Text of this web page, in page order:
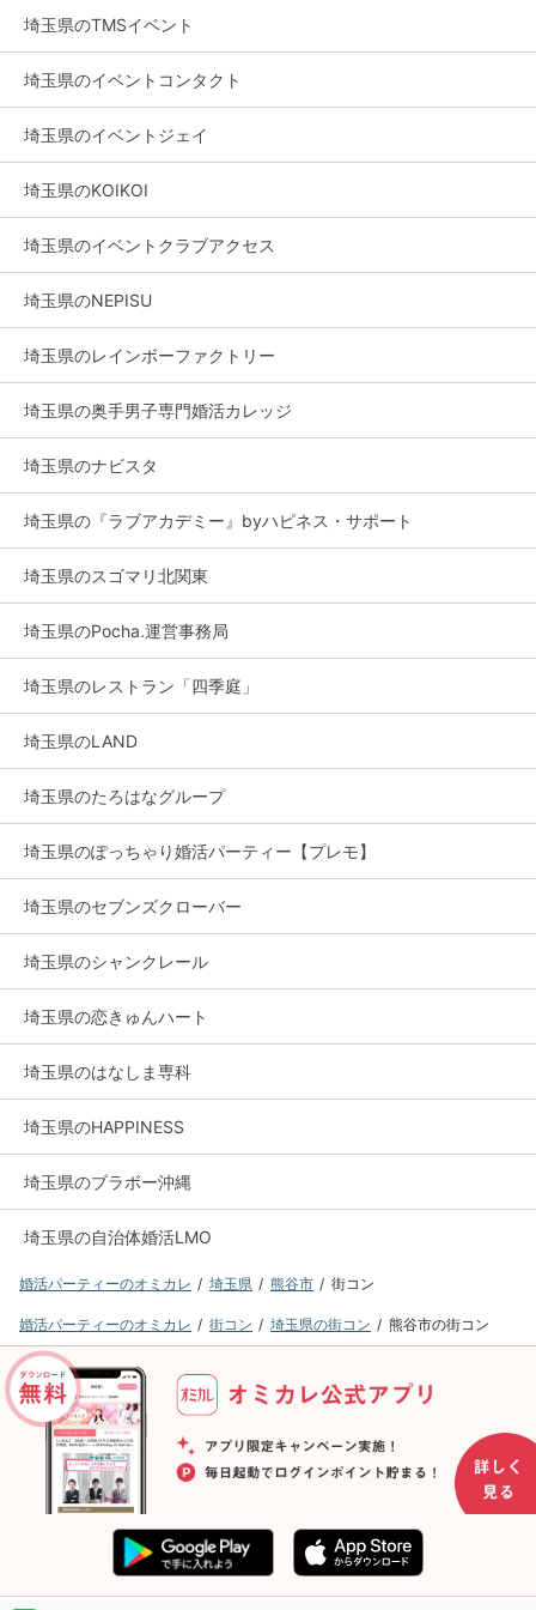
埼玉県のTMSイベント
埼玉県のイベントコンタクト
埼玉県のイベントジェイ
埼玉県のKOIKOI
埼玉県のイベントクラブアクセス
埼玉県のNEPISU
埼玉県のレインボーファクトリー
埼玉県の奥手男子専門婚活カレッジ
埼玉県のナビスタ
埼玉県の『ラブアカデミー』byハピネス・サポート
埼玉県のスゴマリ北関東
埼玉県のPocha.運営事務局
埼玉県のレストラン「四季庭」
埼玉県のLAND
埼玉県のたろはなグループ
埼玉県のぽっちゃり婚活パーティー【プレモ】
埼玉県のセブンズクローバー
埼玉県のシャンクレール
埼玉県の恋きゅんハート
埼玉県のはなしま専科
埼玉県のHAPPINESS
埼玉県のブラボー沖縄
埼玉県の自治体婚活LMO
婚活パーティーのオミカレ 埼玉県 熊谷市 街コン
婚活パーティーのオミカレ 街コン 埼玉県の街コン 熊谷市の街コン